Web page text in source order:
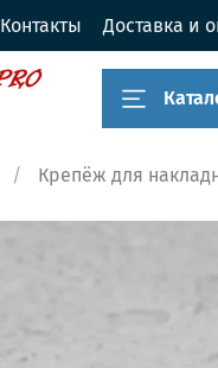
Контакты Доставка и
Крепёж для